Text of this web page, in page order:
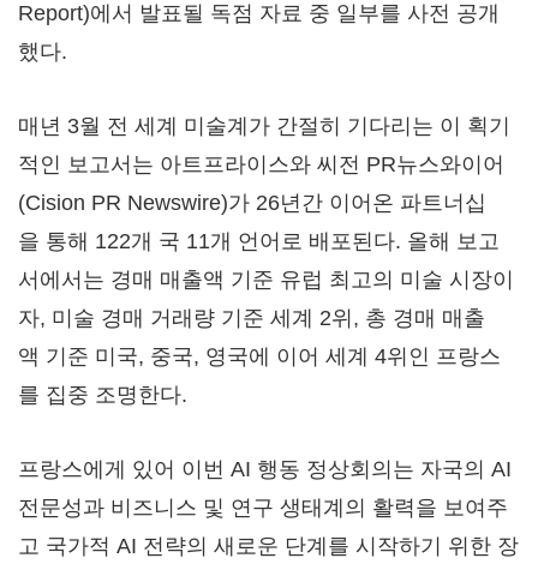
Report)에서 발표될 독점 자료 중 일부를 사전 공개
했다.
매년 3월 전 세계 미술계가 간절히 기다리는 이 획기
적인 보고서는 아트프라이스와 씨전 PR뉴스와이어
(Cision PR Newswire)가 26년간 이어온 파트너십
을 통해 122개 국 11개 언어로 배포된다. 올해 보고
서에서는 경매 매출액 기준 유럽 최고의 미술 시장이
자, 미술 경매 거래량 기준 세계 2위, 총 경매 매출
액 기준 미국, 중국, 영국에 이어 세계 4위인 프랑스
를 집중 조명한다.
프랑스에게 있어 이번 AI 행동 정상회의는 자국의 AI
전문성과 비즈니스 및 연구 생태계의 활력을 보여주
고 국가적 AI 전략의 새로운 단계를 시작하기 위한 장